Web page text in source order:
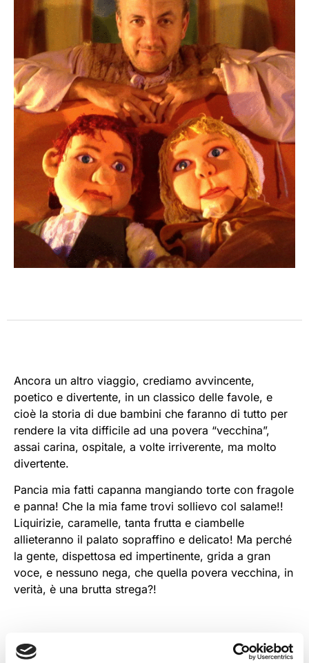
Ancora un altro viaggio, crediamo avvincente,
poetico e divertente, in un classico delle favole, e
cioè la storia di due bambini che faranno di tutto per
rendere la vita difficile ad una povera “vecchina”,
assai carina, ospitale, a volte irriverente, ma molto
divertente.
Pancia mia fatti capanna mangiando torte con fragole
e panna! Che la mia fame trovi sollievo col salame!!
Liquirizie, caramelle, tanta frutta e ciambelle
allieteranno il palato sopraffino e delicato! Ma perché
la gente, dispettosa ed impertinente, grida a gran
voce, e nessuno nega, che quella povera vecchina, in
verità, è una brutta strega?!